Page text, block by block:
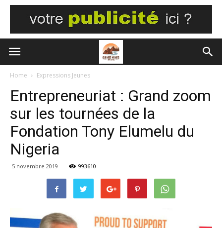
Home Expressions Jeunes
Entrepreneuriat : Grand zoom
sur les tournées de la
Fondation Tony Elumelu du
Nigeria
5 novembre 2019 993610